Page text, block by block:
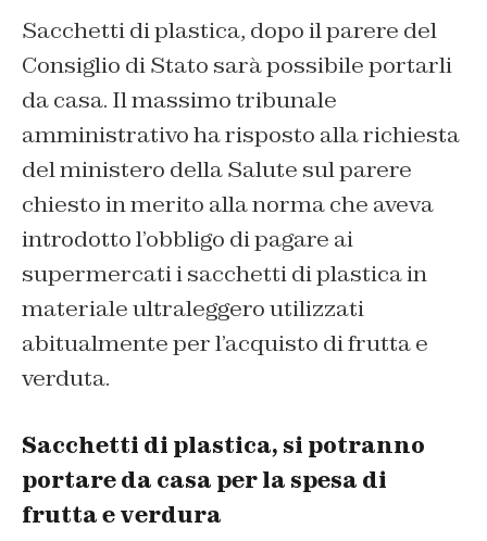
Sacchetti di plastica, dopo il parere del
Consiglio di Stato sarà possibile portarli
da casa. Il massimo tribunale
amministrativo ha risposto alla richiesta
del ministero della Salute sul parere
chiesto in merito alla norma che aveva
introdotto l’obbligo di pagare ai
supermercati i sacchetti di plastica in
materiale ultraleggero utilizzati
abitualmente per l’acquisto di frutta e
verduta.
Sacchetti di plastica, si potranno
portare da casa per la spesa di
frutta e verdura